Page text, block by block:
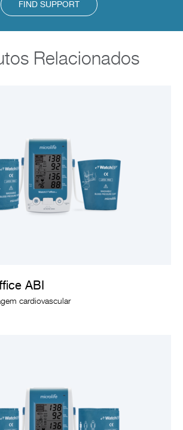
FIND SUPPORT
Relacionados
ABI
cardiovascular
VER PRODUTO